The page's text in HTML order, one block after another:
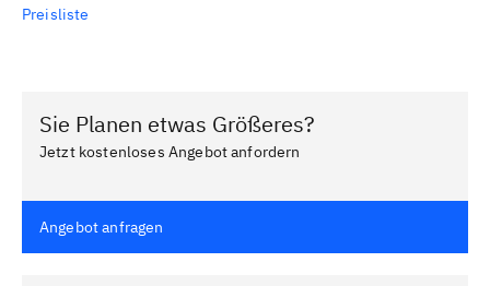
Preisliste
Sie Planen etwas Größeres?
Jetzt kostenloses Angebot anfordern
Angebot anfragen